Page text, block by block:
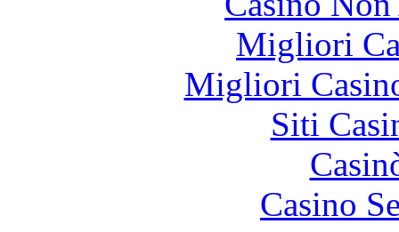
Migliori
Migliori
Siti
Casino